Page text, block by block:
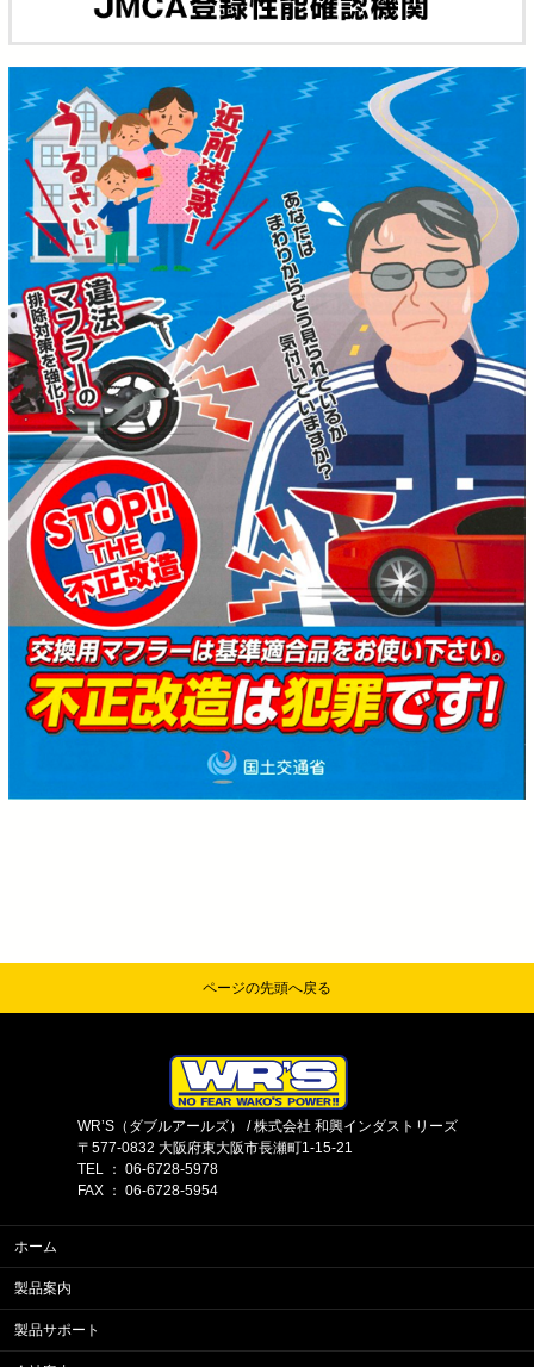
ページの先頭へ戻る
WR’S（ダブルアールズ） / 株式会社 和興インダストリーズ
〒577-0832 大阪府東大阪市長瀬町1-15-21
TEL ： 06-6728-5978
FAX ： 06-6728-5954
ホーム
製品案内
製品サポート